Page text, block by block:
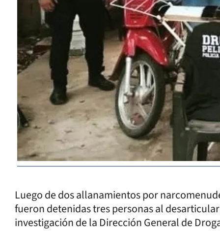
Luego de dos allanamientos por
fueron detenidas tres personas al
investigación de la Dirección General de